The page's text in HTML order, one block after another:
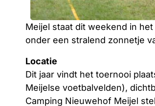
Meijel staat dit weekend in
onder een stralend zonnetje
Locatie
Dit jaar vindt het toernooi
Meijelse voetbalvelden),
Camping Nieuwehof Meijel